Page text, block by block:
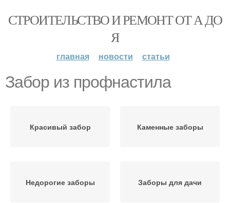
СТРОИТЕЛЬСТВО И РЕМОНТ ОТ А ДО
Я
главная новости статьи
Забор из профнастила
Красивый забор Каменные заборы
Недорогие заборы Заборы для дачи